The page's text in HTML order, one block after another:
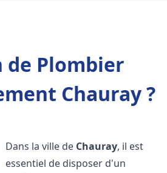
de Plombier
Chauray ?
Dans la ville de Chauray, il est
essentiel de disposer d'un